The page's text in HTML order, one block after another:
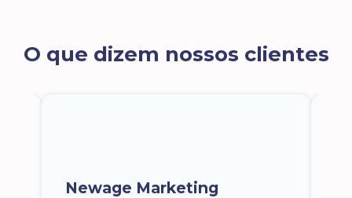
O que dizem nossos clientes
Newage Marketing